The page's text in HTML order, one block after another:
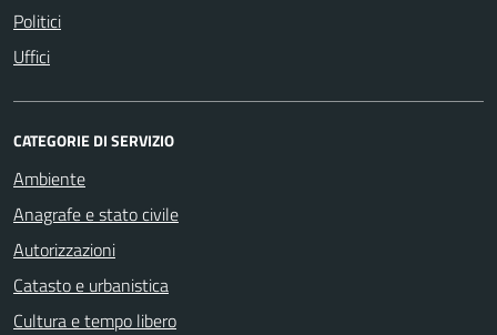
Politici
Uffici
CATEGORIE DI SERVIZIO
Ambiente
Anagrafe e stato civile
Autorizzazioni
Catasto e urbanistica
Cultura e tempo libero